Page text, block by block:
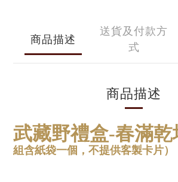
商品描述
送貨及付款方
式
商品描述
武藏野禮盒-春滿乾
組含紙袋一個，不提供客製卡片）